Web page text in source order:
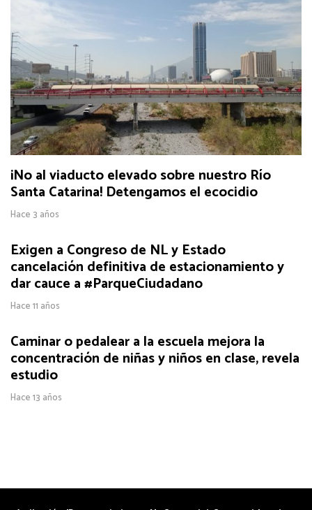
¡No al viaducto elevado sobre nuestro Río
Santa Catarina! Detengamos el ecocidio
Hace 3 años
Exigen a Congreso de NL y Estado
cancelación definitiva de estacionamiento y
dar cauce a #ParqueCiudadano
Hace 11 años
Caminar o pedalear a la escuela mejora la
concentración de niñas y niños en clase, revela
estudio
Hace 13 años